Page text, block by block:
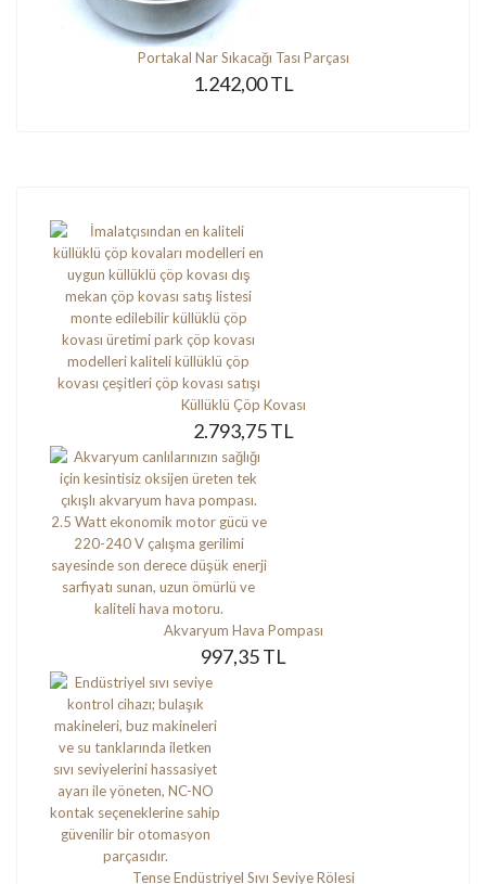
Portakal Nar Sıkacağı Tası Parçası
1.242,00 TL
Küllüklü Çöp Kovası
2.793,75 TL
Akvaryum Hava Pompası
997,35 TL
Tense Endüstriyel Sıvı Seviye Rölesi